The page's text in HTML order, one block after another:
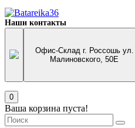
Наши контакты
Офис-Склад г. Россошь ул.
Малиновского, 50Е
0
Ваша корзина пуста!